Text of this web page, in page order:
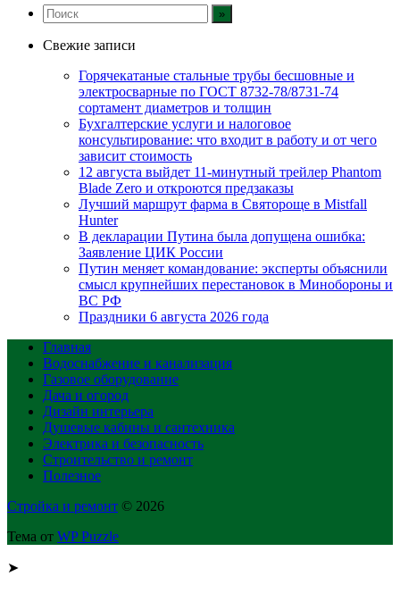
Свежие записи
Горячекатаные стальные трубы бесшовные и
электросварные по ГОСТ 8732-78/8731-74
сортамент диаметров и толщин
Бухгалтерские услуги и налоговое
консультирование: что входит в работу и от чего
зависит стоимость
12 августа выйдет 11-минутный трейлер Phantom
Blade Zero и откроются предзаказы
Лучший маршрут фарма в Святороще в Mistfall
Hunter
В декларации Путина была допущена ошибка:
Заявление ЦИК России
Путин меняет командование: эксперты объяснили
смысл крупнейших перестановок в Минобороны и
ВС РФ
Праздники 6 августа 2026 года
Главная
Водоснабжение и канализация
Газовое оборудование
Дача и огород
Дизайн интерьера
Душевые кабины и сантехника
Электрика и безопасность
Строительство и ремонт
Полезное
Стройка и ремонт © 2026
Тема от WP Puzzle
➤